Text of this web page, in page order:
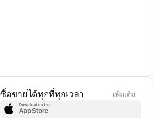
ซื้อขายได้ทุกที่ทุกเวลา เพิ่มเดิม